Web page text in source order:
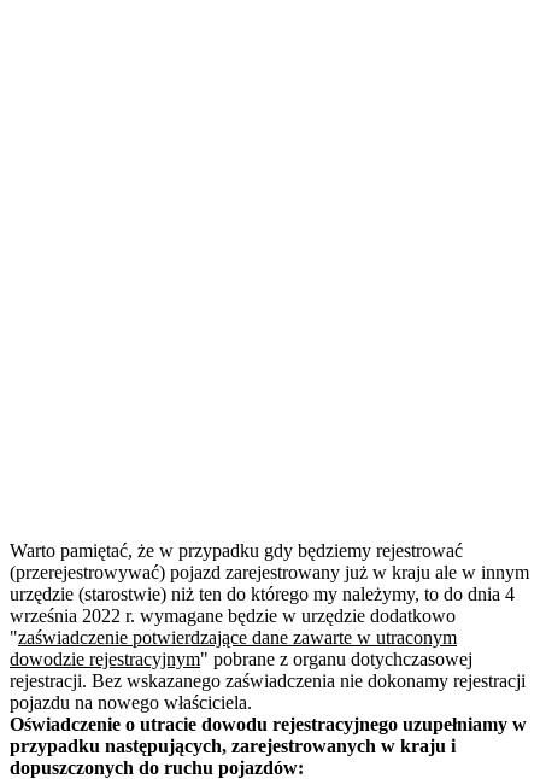
Warto pamiętać, że w przypadku gdy będziemy rejestrować
(przerejestrowywać) pojazd zarejestrowany już w kraju ale w innym
urzędzie (starostwie) niż ten do którego my należymy, to do dnia 4
września 2022 r. wymagane będzie w urzędzie dodatkowo
"zaświadczenie potwierdzające dane zawarte w utraconym
dowodzie rejestracyjnym" pobrane z organu dotychczasowej
rejestracji. Bez wskazanego zaświadczenia nie dokonamy rejestracji
pojazdu na nowego właściciela.
Oświadczenie o utracie dowodu rejestracyjnego uzupełniamy w
przypadku następujących, zarejestrowanych w kraju i
dopuszczonych do ruchu pojazdów: